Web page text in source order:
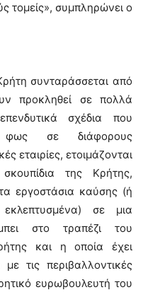
τομείς», συμπληρώνει ο
συνταράσσεται από
προκληθεί σε πολλά
σχέδια που
φως σε διάφορους
εταιρίες, ετοιμάζονται
της Κρήτης,
εργοστάσια καύσης (ή
εκλεπτυσμένα) σε μια
στο τραπέζι του
και η οποία έχει
τις περιβαλλοντικές
ευρωβουλευτή του